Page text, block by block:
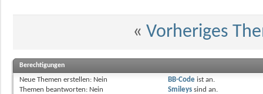
« Vorheriges
Berechtigungen
Neue Themen erstellen: Nein
Themen beantworten: Nein
BB-Codeist an.
Smileyssind an.